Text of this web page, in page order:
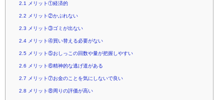
2.1 メリット①経済的
2.2 メリット②かぶれない
2.3 メリット③ゴミが出ない
2.4メリット④買い替える必要がない
2.5メリット⑤おしっこの回数や量が把握しやすい
2.6 メリット⑥精神的な逃げ道がある
2.7 メリット⑦お金のことを気にしないで良い
2.8 メリット⑧周りの評価が高い